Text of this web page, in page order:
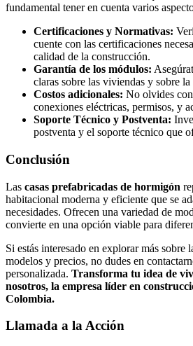
fundamental tener en cuenta varios
Certificaciones y Normativas:
cuente con las certificaciones
calidad de la construcción.
Garantía de los módulos:
claras sobre las viviendas y sobre
Costos adicionales: No olvides
conexiones eléctricas, permisos, y
Soporte Técnico y Postventa:
postventa y el soporte técnico que
Conclusión
Las casas prefabricadas de hormigón
habitacional moderna y eficiente que se
necesidades. Ofrecen una variedad de
convierte en una opción viable para
Si estás interesado en explorar más sobre
modelos y precios, no dudes en
personalizada. Transforma tu idea de
nosotros, la empresa líder en
Colombia.
Llamada a la Acción